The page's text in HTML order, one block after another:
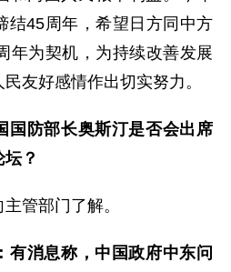
结45周年，希望日方同中方
年为契机，为持续改善发展
友好感情作出切实努力。
国防部长奥斯汀是否会出席
？
管部门了解。
有消息称，中国政府中东问